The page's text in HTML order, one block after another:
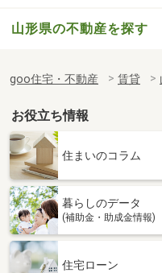
山形県の不動産を探す
goo住宅・不動産 賃貸
お役立ち情報
住まいのコラム
暮らしのデータ
(補助金・助成金情報)
住宅ローン